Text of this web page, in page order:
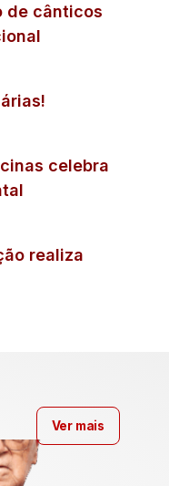
de cânticos
celebra
realiza
Ver mais